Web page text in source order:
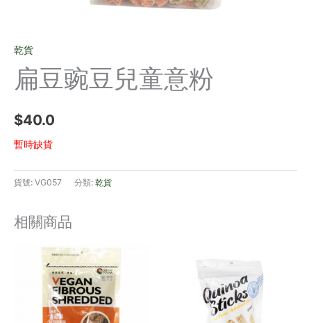
乾貨
扁豆豌豆兒童意粉
$40.0
暫時缺貨
貨號: VG057 分類: 乾貨
相關商品